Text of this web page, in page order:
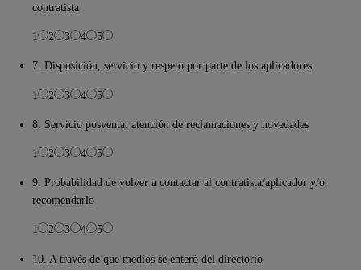
contratista
1 2 3 4 5
7. Disposición, servicio y respeto por parte de los aplicadores
1 2 3 4 5
8. Servicio posventa: atención de reclamaciones y novedades
1 2 3 4 5
9. Probabilidad de volver a contactar al contratista/aplicador y/o
recomendarlo
1 2 3 4 5
10. A través de que medios se enteró del directorio